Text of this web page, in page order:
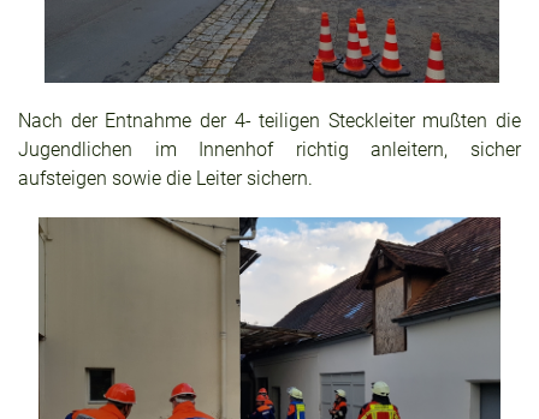
Nach der Entnahme der 4- teiligen Steckleiter mußten die
Jugendlichen im Innenhof richtig anleitern, sicher
aufsteigen sowie die Leiter sichern.